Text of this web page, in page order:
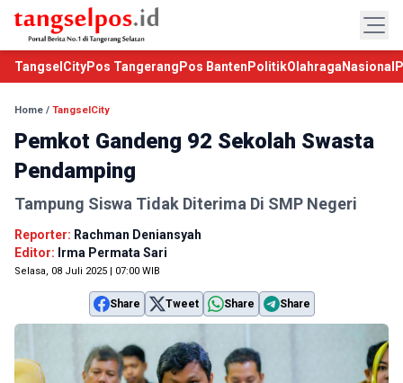
TangselCityPos Tangerang Pos Banten PolitikOlahraga Nasional
Home / TangselCity
Pemkot Gandeng 92 Sekolah Swasta
Pendamping
Tampung Siswa Tidak Diterima Di SMP Negeri
Reporter: Rachman Deniansyah
Editor: Irma Permata Sari
Selasa, 08 Juli 2025 | 07:00 WIB
Share Tweet Share Share